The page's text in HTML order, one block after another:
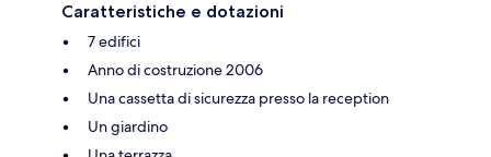
Caratteristiche e dotazioni
7 edifici
Anno di costruzione 2006
Una cassetta di sicurezza presso la reception
Un giardino